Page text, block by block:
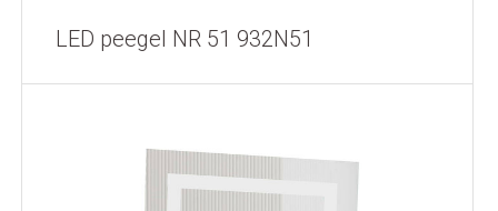
LED peegel NR 51 932N51